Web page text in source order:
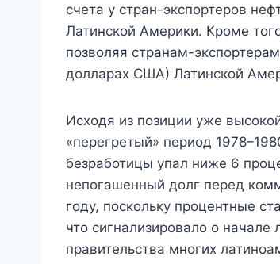
счета у стран-экспортеров
Латинской Америки. Кроме
позволяя странам-
долларах США) Латинской
Исходя из позиции уже
«перегретый» период
безработицы упал ниже 6
непогашенный долг перед
году, поскольку процентные
что сигнализировало о начале
правительства многих